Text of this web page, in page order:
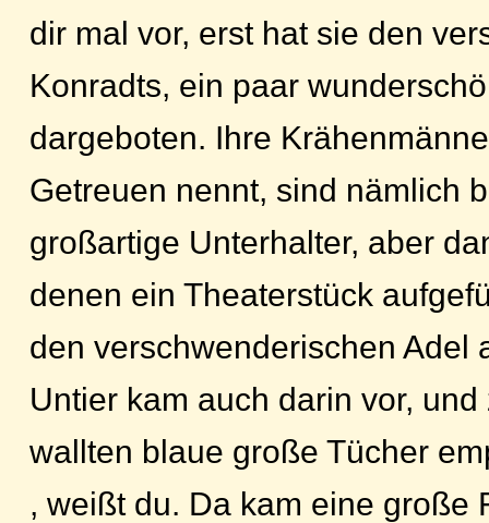
dir mal vor, erst hat sie den
Konradts, ein paar
dargeboten. Ihre
Getreuen nennt, sind nämlich
großartige Unterhalter, aber
denen ein Theaterstück
den verschwenderischen Adel
Untier kam auch darin vor,
wallten blaue große Tücher
, weißt du. Da kam eine große